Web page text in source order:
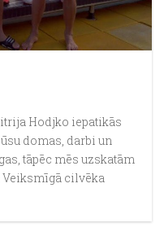
Hodjko iepatikās
domas, darbi un
tāpēc mēs uzskatām
cilvēka